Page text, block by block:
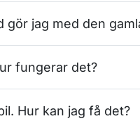
gör jag med den
fungerar det?
Hur kan jag få det?